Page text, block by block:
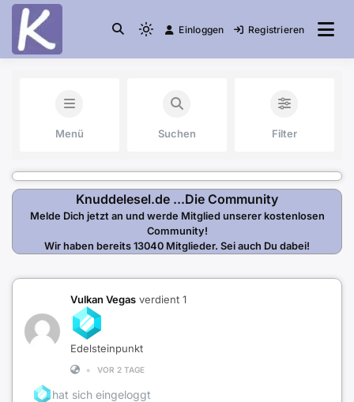
die Community Einloggen Registrieren
Menü Suchen Filter
Knuddelesel.de ...Die Community
Melde Dich jetzt an und werde Mitglied unserer kostenlosen
Community!
Wir haben bereits 13040 Mitglieder. Sei auch Du dabei!
Vulkan Vegas verdient 1
Edelsteinpunkt
•
VOR 2 TAGE
hat sich eingeloggt